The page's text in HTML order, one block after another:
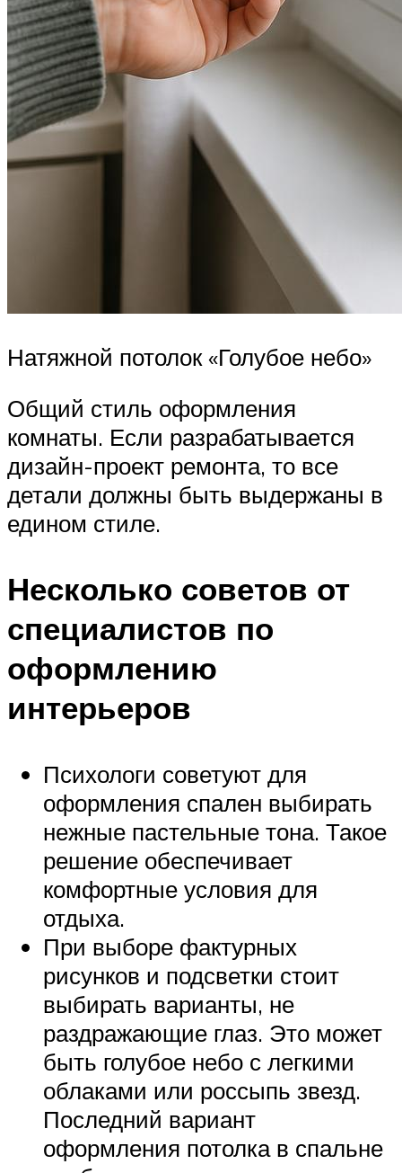
Натяжной потолок «Голубое небо»
Общий стиль оформления
комнаты. Если разрабатывается
дизайн-проект ремонта, то все
детали должны быть выдержаны в
едином стиле.
Несколько советов от
специалистов по
оформлению
интерьеров
Психологи советуют для
оформления спален выбирать
нежные пастельные тона. Такое
решение обеспечивает
комфортные условия для
отдыха.
При выборе фактурных
рисунков и подсветки стоит
выбирать варианты, не
раздражающие глаз. Это может
быть голубое небо с легкими
облаками или россыпь звезд.
Последний вариант
оформления потолка в спальне